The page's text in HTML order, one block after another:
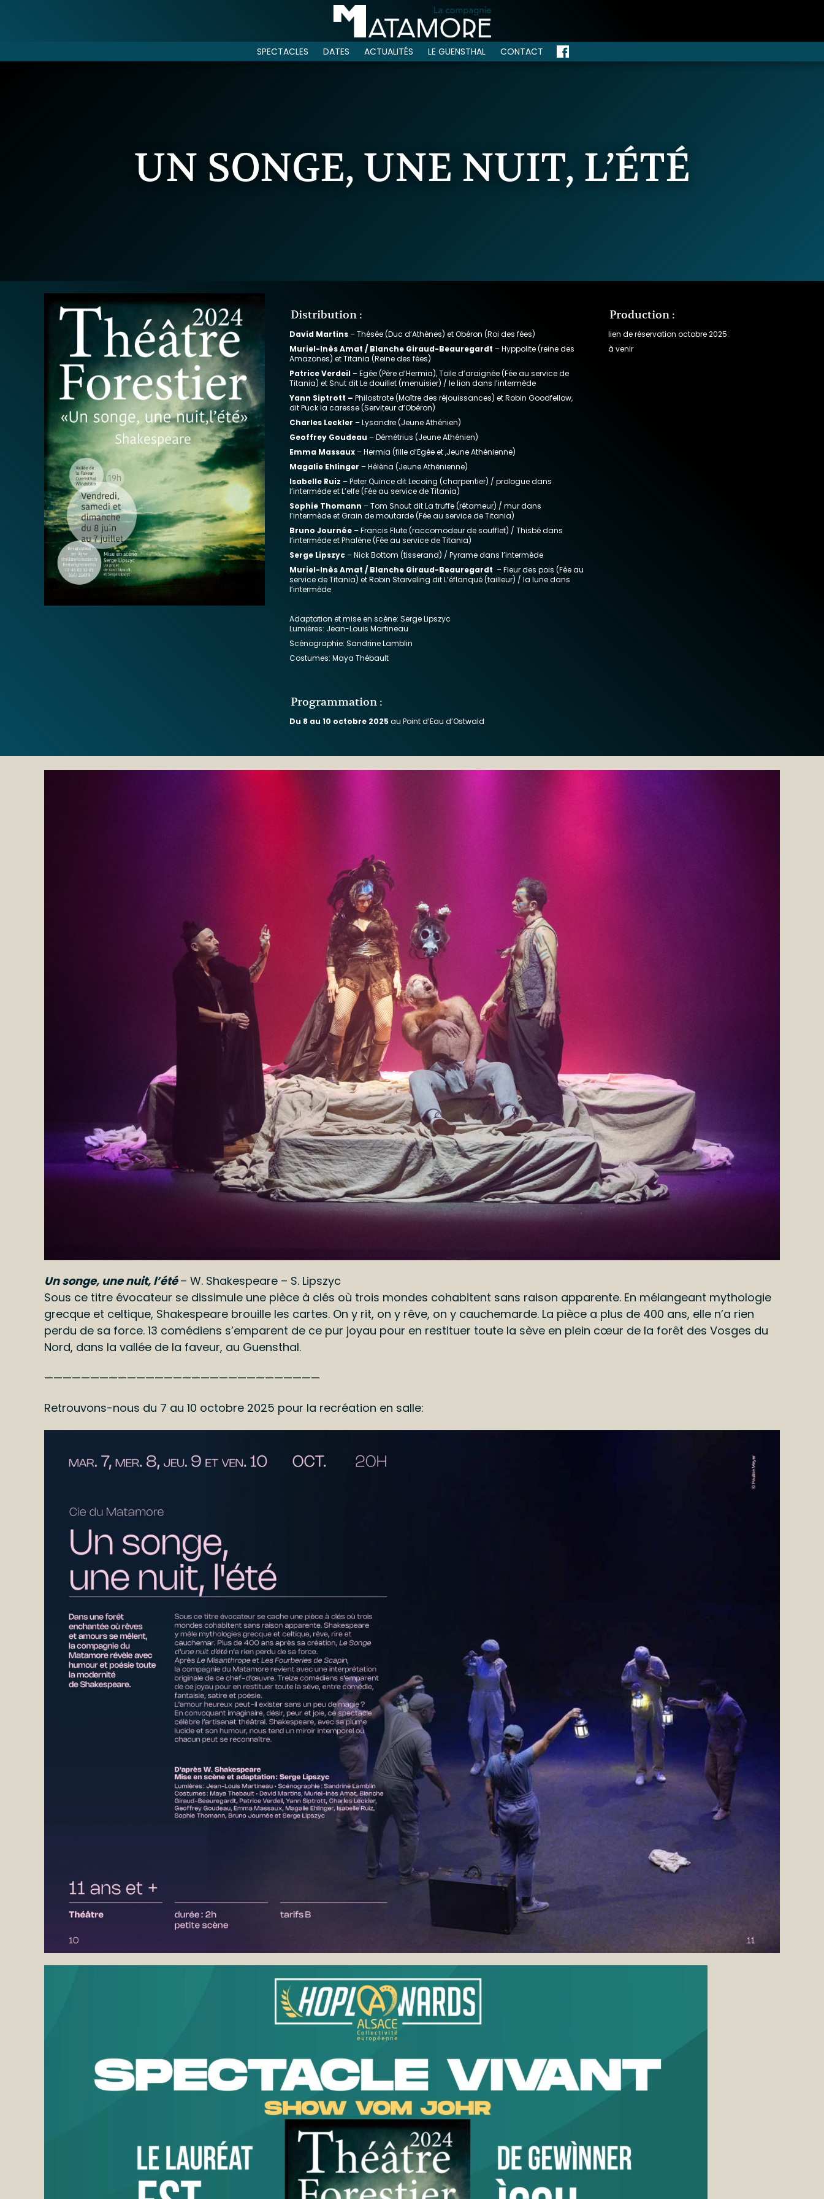
SPECTACLES DATES ACTUALITÉS LE GUENSTHAL CONTACT
UN SONGE, UNE NUIT, L’ÉTÉ
Distribution :
David Martins – Thésée (Duc d’Athènes) et Obéron (Roi des fées)
Muriel-Inès Amat / Blanche Giraud-Beauregardt – Hyppolite (reine des
Amazones) et Titania (Reine des fées)
Patrice Verdeil– Egée (Père d’Hermia), Toile d’araignée (Fée au service de
Titania) et Snut dit Le douillet (menuisier) / le lion dans l’intermède
Yann Siptrott – Philostrate (Maître des réjouissances) et Robin Goodfellow,
dit Puck la caresse (Serviteur d’Obéron)
Charles Leckler – Lysandre (Jeune Athénien)
Geoffrey Goudeau – Démétrius (Jeune Athénien)
Emma Massaux – Hermia (fille d’Egée et ,Jeune Athénienne)
Magalie Ehlinger – Hélèna (Jeune Athénienne)
Isabelle Ruiz – Peter Quince dit Lecoing (charpentier) / prologue dans
l’intermède et L’elfe (Fée au service de Titania)
Sophie Thomann – Tom Snout dit La truffe (rétameur) / mur dans
l’intermède et Grain de moutarde (Fée au service de Titania)
Bruno Journée– Francis Flute (raccomodeur de soufflet) / Thisbé dans
l’intermède et Phalène (Fée au service de Titania)
Serge Lipszyc – Nick Bottom (tisserand) / Pyrame dans l’intermède
Muriel-Inès Amat / Blanche Giraud-Beauregardt – Fleur des pois (Fée au
service de Titania) et Robin Starveling dit L’éflanqué (tailleur) / la lune dans
l’intermède
Adaptation et mise en scène: Serge Lipszyc
Lumières: Jean-Louis Martineau
Scénographie: Sandrine Lamblin
Costumes: Maya Thébault
Production :
lien de réservation octobre 2025:
à venir
Programmation :
Du 8 au 10 octobre 2025 au Point d’Eau d’Ostwald
Un songe, une nuit, l’été– W. Shakespeare – S. Lipszyc
Sous ce titre évocateur se dissimule une pièce à clés où trois mondes cohabitent sans raison apparente. En mélangeant mythologie
grecque et celtique, Shakespeare brouille les cartes. On y rit, on y rêve, on y cauchemarde. La pièce a plus de 400 ans, elle n’a rien
perdu de sa force. 13 comédiens s’emparent de ce pur joyau pour en restituer toute la sève en plein cœur de la forêt des Vosges du
Nord, dans la vallée de la faveur, au Guensthal.
——————————————————————————————
Retrouvons-nous du 7 au 10 octobre 2025 pour la recréation en salle: